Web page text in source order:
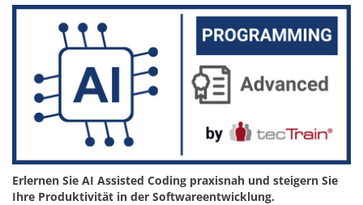
Erlernen Sie AI Assisted Coding praxisnah und steigern Sie
Ihre Produktivität in der Softwareentwicklung.